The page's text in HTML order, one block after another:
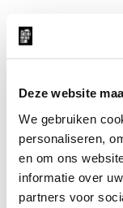
Deze website
We gebruiken
personaliseren,
en om ons
informatie over
partners voor
‘Na de
water en een
plantten